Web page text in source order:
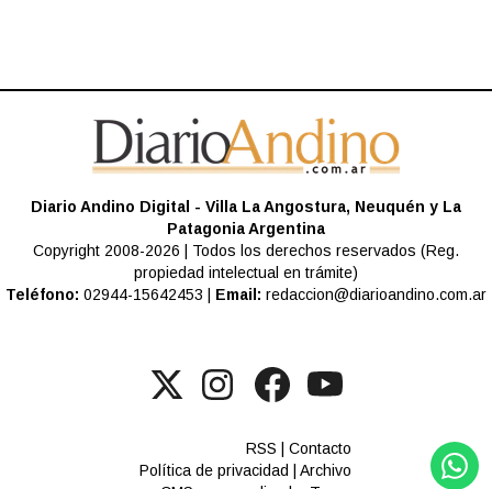
Diario Andino Digital - Villa La Angostura, Neuquén y La
Patagonia Argentina
Copyright 2008-2026 | Todos los derechos reservados (Reg.
propiedad intelectual en trámite)
Teléfono: 02944-15642453 | Email: redaccion@diarioandino.com.ar
RSS |Contacto
Política de privacidad
|Archivo